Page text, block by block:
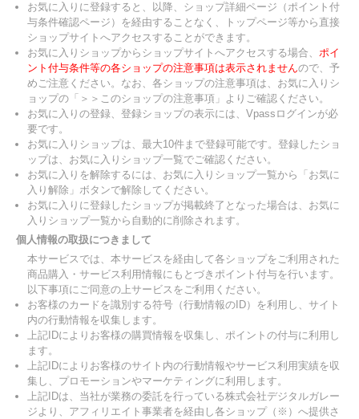
お気に入りに登録すると、以降、ショップ詳細ページ（ポイント付
与条件確認ページ）を経由することなく、トップページ等から直接
ショップサイトへアクセスすることができます。
お気に入りショップからショップサイトへアクセスする場合、 ポイ
ント付与条件等の各ショップの注意事項は表示されませんので、予
めご注意ください。なお、各ショップの注意事項は、お気に入りシ
ョップの「＞＞このショップの注意事項」よりご確認ください。
お気に入りの登録、登録ショップの表示には、Vpassログインが必
要です。
お気に入りショップは、最大10件まで登録可能です。登録したショ
ップは、お気に入りショップ一覧でご確認ください。
お気に入りを解除するには、お気に入りショップ一覧から「お気に
入り解除」ボタンで解除してください。
お気に入りに登録したショップが掲載終了となった場合は、お気に
入りショップ一覧から自動的に削除されます。
個人情報の取扱につきまして
本サービスでは、本サービスを経由して各ショップをご利用された
商品購入・サービス利用情報にもとづきポイント付与を行います。
以下事項にご同意の上サービスをご利用ください。
お客様のカードを識別する符号（行動情報のID）を利用し、サイト
内の行動情報を収集します。
上記IDによりお客様の購買情報を収集し、ポイントの付与に利用し
ます。
上記IDによりお客様のサイト内の行動情報やサービス利用実績を収
集し、プロモーションやマーケティングに利用します。
上記IDは、当社が業務の委託を行っている株式会社デジタルガレー
ジより、アフィリエイト事業者を経由し各ショップ（※）へ提供さ